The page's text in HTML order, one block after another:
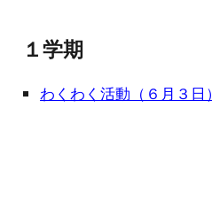
１学期
わくわく活動（６月３日）